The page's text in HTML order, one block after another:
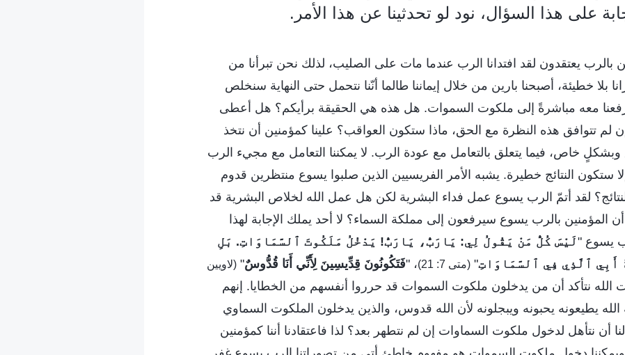
على هذا السؤال، نود لو تحدثينا عن هذا الأمر.
بالرب يعتقدون لقد افتدانا الرب عندما مات على الصليب، لذلك نحن تبرأنا من
بلا خطيئة، أصبحنا بارين من خلال إيماننا طالما أنّنا نتحمل حتى النهاية سنخلص
معه مباشرةً إلى ملكوت السموات. هل هذه هي الحقيقة برأيكم؟ هل أعطى
إن لم تتوافق هذه النظرة مع الحق، ماذا ستكون العواقب؟ علينا كمؤمنين أن نتخذ
خاص، فيما يتعلق بالتعامل مع عودة الرب. لا يمكننا التعامل مع مجيء الرب
وإلا ستكون النتائج خطيرة. يشبه الأمر الفريسيين الذين صلبوا يسوع منتظرين قدوم
لقد أتمّ الرب يسوع عمل فداء البشرية لكن هل عمل الله لخلاص البشرية قد
المؤمنين بالرب يسوع سيرفعون إلى مملكة السماء؟ لا أحد يملك الإجابة لهذا
يسوع "لَيْسَ كُلُّ مَنْ يَقُولُ لِي: يَارَبُّ، يَارَبُّ! يَدْخُلُ مَلَكُوتَ ٱلسَّمَاوَاتِ. بَلِ
أَبِي ٱلَّذِي فِي ٱلسَّمَاوَاتِ" (متى 7: 21) ، "فَتَكُونُونَ قِدِّيسِينَ لِأَنِّي أَنَا قُدُّوسٌ" (لاويين
نتأكد أن من يدخلون ملكوت السموات قد حرروا أنفسهم من الخطايا. إنهم
الله يطيعونه يحبونه ويبجلونه لأن الله قدوس، والذين يدخلون الملكوت السماوي
نتأهل لدخول ملكوت السماوات إن لم نتطهر بعد؟ لذا فاعتقادنا أننا كمؤمنين